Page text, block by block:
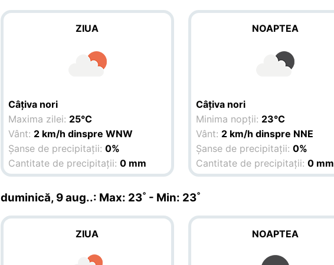
ZIUA
Câțiva nori
Maxima zilei: 25°C
Vânt: 2 km/h dinspre WNW
Șanse de precipitații:0%
Cantitate de precipitații:0 mm
NOAPTEA
Câțiva nori
Minima nopții: 23°C
Vânt: 2 km/h dinspre NNE
Șanse de precipitații:0%
Cantitate de precipitații:0 mm
duminică, 9 aug..: Max: 23˚ - Min: 23˚
ZIUA NOAPTEA